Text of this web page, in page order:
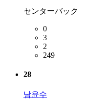
センターバック
0
3
2
249
28
남윤수